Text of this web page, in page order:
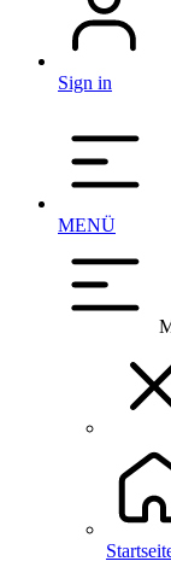
Sign in
MENÜ